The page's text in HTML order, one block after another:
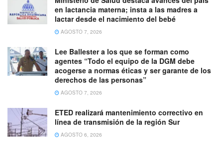
en lactancia materna; insta a las madres a
lactar desde el nacimiento del bebé
AGOSTO 7, 2026
Lee Ballester a los que se forman como
agentes “Todo el equipo de la DGM debe
acogerse a normas éticas y ser garante de los
derechos de las personas”
AGOSTO 7, 2026
ETED realizará mantenimiento correctivo en
línea de transmisión de la región Sur
AGOSTO 6, 2026